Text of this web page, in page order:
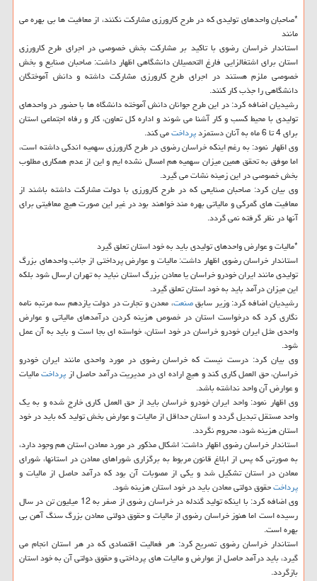
*صاحبان واحدهای تولیدی كه در طرح كارورزی مشاركت نكنند، از معافیت ها بی بهره می
مانند
استاندار خراسان رضوی با تاكید بر مشاركت بخش خصوصی در اجرای طرح كارورزی
استان برای اشتغالزایی فارغ التحصیلان دانشگاهی اظهار داشت: صاحبان صنایع و بخش
خصوصی ملزم هستند در اجرای طرح كارورزی مشاركت داشته و دانش آموختگان
دانشگاهی را جذب كار كنند.
رشیدیان اضافه كرد: در این طرح جوانان دانش آموخته دانشگاه ها با حضور در واحدهای
تولیدی با محیط كسب و كار آشنا می شوند و اداره كل تعاون، كار و رفاه اجتماعی استان
برای 4 تا 6 ماه به آنان دستمزد
پرداختمی كند.
وی اظهار نمود: به رغم اینكه خراسان رضوی در طرح كارورزی سهمیه اندكی داشته است،
اما موفق به تحقق همین میزان سهمیه هم امسال نشده ایم و این از عدم همكاری مطلوب
بخش خصوصی در این زمینه نشات می گیرد.
وی بیان كرد: صاحبان صنایعی كه در طرح كارورزی با دولت مشاركت داشته باشند از
معافیت های گمركی و مالیاتی بهره مند خواهند بود در غیر این صورت هیچ معافیتی برای
آنها در نظر گرفته نمی گردد.
*مالیات و عوارض واحدهای تولیدی باید به خود استان تعلق گیرد
استاندار خراسان رضوی اظهار داشت: مالیات و عوارض پرداختی از جانب واحدهای بزرگ
تولیدی مانند ایران خودرو خراسان یا معادن بزرگ استان نباید به تهران ارسال شود بلكه
این میزان درآمد باید به خود استان تعلق گیرد.
رشیدیان اضافه كرد: وزیر سابقصنعت، معدن و تجارت در دولت یازدهم سه مرتبه نامه
نگاری كرد كه درخواست استان در خصوص هزینه كردن درآمدهای مالیاتی و عوارض
واحدی مثل ایران خودرو خراسان در خود استان، خواسته ای بجا است و باید به آن عمل
شود.
وی بیان كرد: درست نیست كه خراسان رضوی در مورد واحدی مانند ایران خودرو
خراسان، حق العمل كاری كند و هیچ اراده ای در مدیریت درآمد حاصل ازپرداختمالیات
و عوارض آن واحد نداشته باشد.
وی اظهار نمود: واحد ایران خودرو خراسان باید از حق العمل كاری خارج شده و به یك
واحد مستقل تبدیل گردد و استان حداقل از مالیات و عوارض بخش تولید كه باید در خود
استان هزینه شود، محروم نگردد.
استاندار خراسان رضوی اظهار داشت: اشكال مذكور در مورد معادن استان هم وجود دارد،
به صورتی كه پس از ابلاغ قانون مربوط به برگزاری شوراهای معادن در استانها، شورای
معادن در استان تشكیل شد و یكی از مصوبات آن بود كه درآمد حاصل از مالیات و
پرداختحقوق دولتی معادن باید در خود استان هزینه شود.
وی اضافه كرد: با اینكه تولید گندله در خراسان رضوی از صفر به 12 میلیون تن در سال
رسیده است اما هنوز خراسان رضوی از مالیات و حقوق دولتی معادن بزرگ سنگ آهن بی
بهره است.
استاندار خراسان رضوی تصریح كرد: هر فعالیت اقتصادی كه در هر استان انجام می
گیرد، باید درآمد حاصل از عوارض و مالیات های پرداختی و حقوق دولتی آن به خود استان
بازگردد.